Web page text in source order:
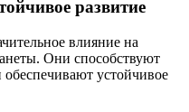
развитие
влияние на
Они способствуют
устойчивое